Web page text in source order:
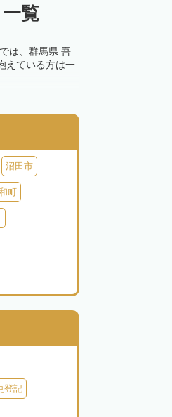
覧
は、群馬県 吾
えている方は一
沼田市
町
登記